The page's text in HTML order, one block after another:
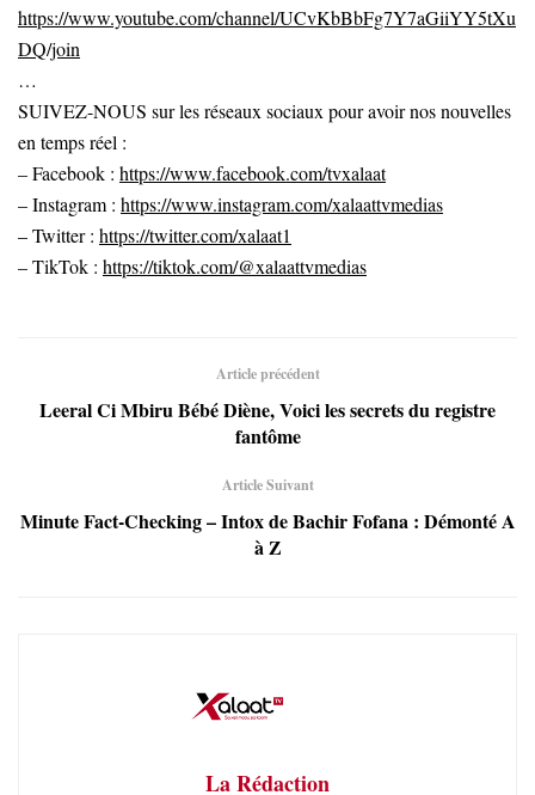
https://www.youtube.com/channel/UCvKbBbFg7Y7aGiiYY5tXu
DQ/join
…
SUIVEZ-NOUS sur les réseaux sociaux pour avoir nos nouvelles
en temps réel :
– Facebook : https://www.facebook.com/tvxalaat
– Instagram : https://www.instagram.com/xalaattvmedias
– Twitter : https://twitter.com/xalaat1
– TikTok : https://tiktok.com/@xalaattvmedias
Article précédent
Leeral Ci Mbiru Bébé Diène, Voici les secrets du registre
fantôme
Article Suivant
Minute Fact-Checking – Intox de Bachir Fofana : Démonté A
à Z
La Rédaction